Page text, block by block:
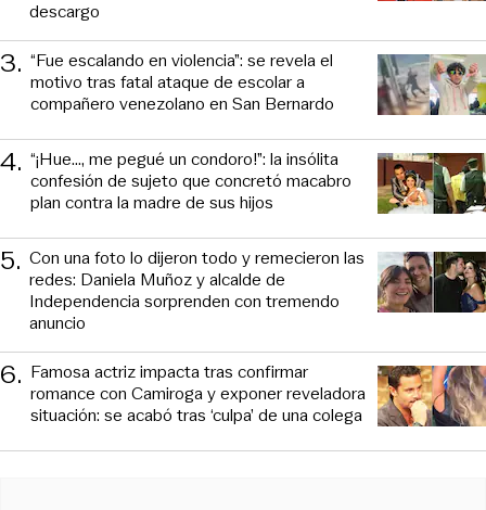
descargo
3. “Fue escalando en violencia”: se revela el
motivo tras fatal ataque de escolar a
compañero venezolano en San Bernardo
4. “¡Hue..., me pegué un condoro!”: la insólita
confesión de sujeto que concretó macabro
plan contra la madre de sus hijos
5. Con una foto lo dijeron todo y remecieron las
redes: Daniela Muñoz y alcalde de
Independencia sorprenden con tremendo
anuncio
6. Famosa actriz impacta tras confirmar
romance con Camiroga y exponer reveladora
situación: se acabó tras ‘culpa’ de una colega